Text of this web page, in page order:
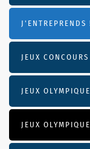
JEUX CONCOURS
JEUX
JEUX